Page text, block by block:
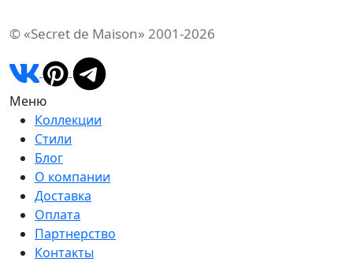
© «Secret de Maison» 2001-2026
Меню
Коллекции
Стили
Блог
О компании
Доставка
Оплата
Партнерство
Контакты